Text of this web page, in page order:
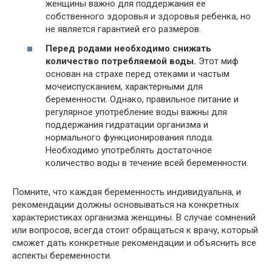
женщины важно для поддержания ее
собственного здоровья и здоровья ребенка, но
не является гарантией его размеров.
Перед родами необходимо снижать
количество потребляемой воды. Этот миф
основан на страхе перед отеками и частым
мочеиспусканием, характерными для
беременности. Однако, правильное питание и
регулярное употребление воды важны для
поддержания гидратации организма и
нормального функционирования плода.
Необходимо употреблять достаточное
количество воды в течение всей беременности.
Помните, что каждая беременность индивидуальна, и
рекомендации должны основываться на конкретных
характеристиках организма женщины. В случае сомнений
или вопросов, всегда стоит обращаться к врачу, который
сможет дать конкретные рекомендации и объяснить все
аспекты беременности.